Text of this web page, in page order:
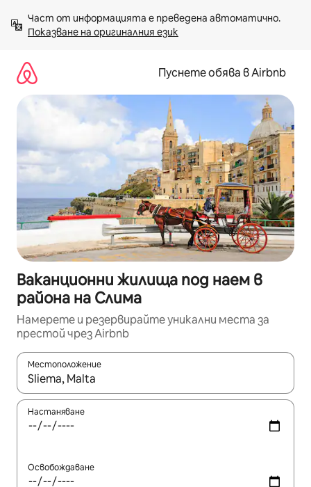
към
съдържанието
Показване на оригиналния език
Пуснете обява в Airbnb
Ваканционни жилища под наем в
района на Слима
Намерете и резервирайте уникални места за
престой чрез Airbnb
Местоположение
Когато резултатите се покажат, използвайте
Настаняване
Освобождаване